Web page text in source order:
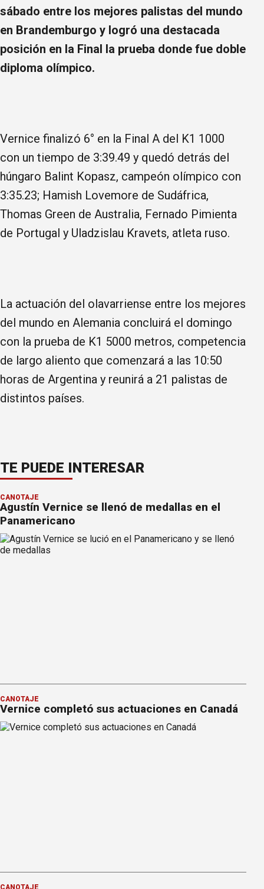
sábado entre los mejores palistas del mundo
en Brandemburgo y logró una destacada
posición en la Final la prueba donde fue doble
diploma olímpico.
Vernice finalizó 6° en la Final A del K1 1000
con un tiempo de 3:39.49 y quedó detrás del
húngaro Balint Kopasz, campeón olímpico con
3:35.23; Hamish Lovemore de Sudáfrica,
Thomas Green de Australia, Fernado Pimienta
de Portugal y Uladzislau Kravets, atleta ruso.
La actuación del olavarriense entre los mejores
del mundo en Alemania concluirá el domingo
con la prueba de K1 5000 metros, competencia
de largo aliento que comenzará a las 10:50
horas de Argentina y reunirá a 21 palistas de
distintos países.
TE PUEDE INTERESAR
CANOTAJE
Agustín Vernice se llenó de medallas en el
Panamericano
CANOTAJE
Vernice completó sus actuaciones en Canadá
CANOTAJE